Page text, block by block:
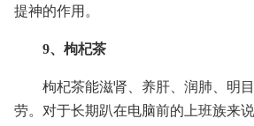
提神的作用。
9、枸杞茶
枸杞茶能滋肾、养肝、润肺、明
劳。对于长期趴在电脑前的上班族来